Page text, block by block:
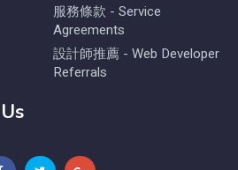
服務條款 - Service
Agreements
設計師推薦 - Web Developer
Referrals